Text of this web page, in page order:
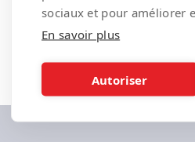
sociaux et pour améliorer
En savoir plus
Autoriser